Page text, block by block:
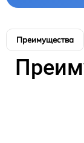
Преимущества